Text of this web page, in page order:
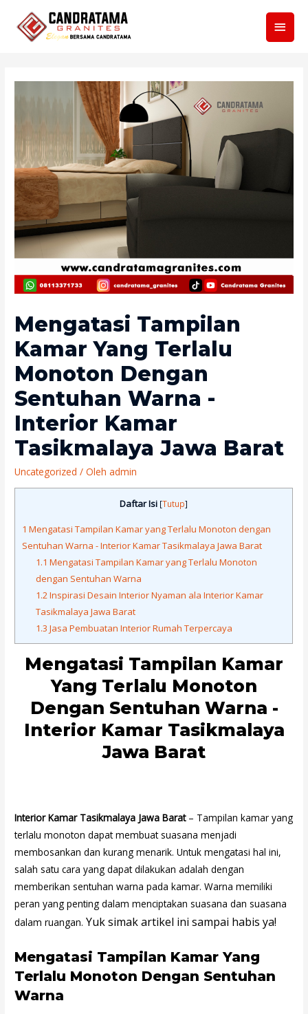
Mengatasi Tampilan
Kamar Yang Terlalu
Monoton Dengan
Sentuhan Warna -
Interior Kamar
Tasikmalaya Jawa Barat
Uncategorized / Oleh admin
Daftar Isi [Tutup]
1 Mengatasi Tampilan Kamar yang Terlalu Monoton dengan
Sentuhan Warna - Interior Kamar Tasikmalaya Jawa Barat
1.1 Mengatasi Tampilan Kamar yang Terlalu Monoton
dengan Sentuhan Warna
1.2Inspirasi Desain Interior Nyaman ala Interior Kamar
Tasikmalaya Jawa Barat
1.3 Jasa Pembuatan Interior Rumah Terpercaya
Mengatasi Tampilan Kamar
Yang Terlalu Monoton
Dengan Sentuhan Warna -
Interior Kamar Tasikmalaya
Jawa Barat
Interior Kamar Tasikmalaya Jawa Barat – Tampilan kamar yang
terlalu monoton dapat membuat suasana menjadi
membosankan dan kurang menarik. Untuk mengatasi hal ini,
salah satu cara yang dapat dilakukan adalah dengan
memberikan sentuhan warna pada kamar. Warna memiliki
peran yang penting dalam menciptakan suasana dan suasana
dalam ruangan. Yuk simak artikel ini sampai habis ya!
Mengatasi Tampilan Kamar Yang
Terlalu Monoton Dengan Sentuhan
Warna